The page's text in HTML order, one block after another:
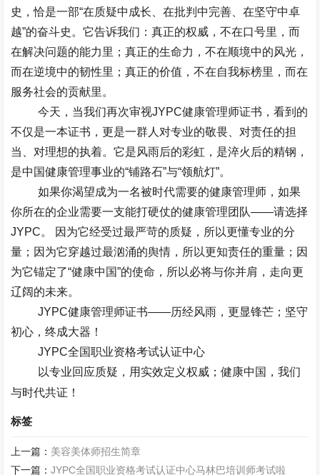
史，恰是一部“在质疑中成长、在批判中完善、在坚守中卓
越”的奋斗史。它告诉我们：真正的权威，不在口号里，而
在解决问题的能力里；真正的生命力，不在顺境中的风光，
而在逆境中的韧性里；真正的价值，不在自我标榜里，而在
服务社会的贡献里。
今天，当我们再次审视JYPC健康管理师证书，看到的
不仅是一本证书，更是一群人对专业的敬畏、对责任的担
当、对理想的执着。它是风雨后的彩虹，是淬火后的精钢，
是中国健康管理事业的“铺路石”与“领航灯”。
如果你渴望成为一名被时代需要的健康管理师，如果
你所在的企业需要一支能打硬仗的健康管理团队——请选择
JYPC。​ 因为它经受过最严苛的质疑，所以更懂专业的分
量；因为它穿越过最汹涌的舆情，所以更知责任的重量；因
为它锚定了“健康中国”的使命，所以必将与你并肩，走向更
辽阔的未来。
JYPC健康管理师证书——历经风雨，更显锋芒；坚守
初心，终成大器！​
JYPC全国职业资格考试认证中心
以专业回应质疑，用实效定义权威；健康中国，我们
与时代共证！
标签
上一篇： 美容美体师招生简章
下一篇：JYPC全国职业资格考试认证中心马林巴培训师考试啦